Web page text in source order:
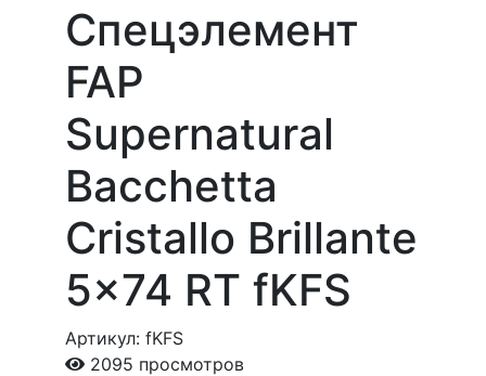
Спецэлемент
FAP
Supernatural
Bacchetta
Cristallo Brillante
5x74 RT fKFS
Артикул: fKFS
2095 просмотров